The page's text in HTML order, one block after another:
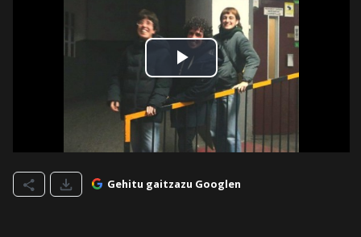
Gehitu gaitzazu Googlen